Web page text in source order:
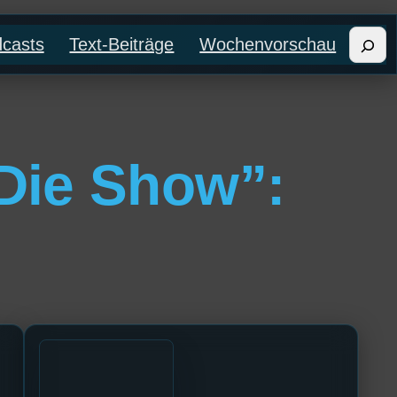
Text-Beiträge Wochenvorschau
Show”: